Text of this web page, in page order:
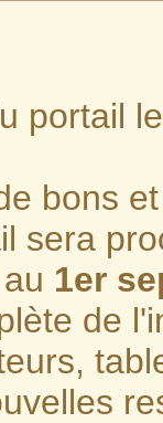
portail
bons
sera
1er
de